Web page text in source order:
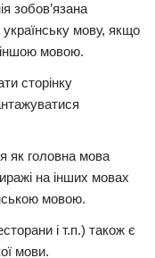
зобов’язана
мову, якщо
іншою мовою.
сторінку
як головна мова
на інших мовах
мовою.
і т.п.) також є
мови.